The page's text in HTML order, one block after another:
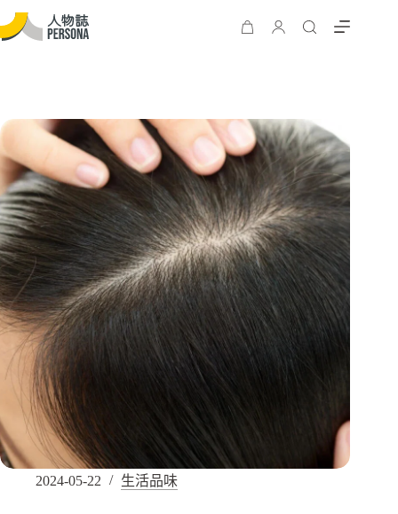
2024-05-22 生活品味